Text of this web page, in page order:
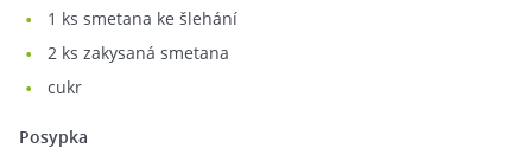
1 ks smetana ke šlehání
2 ks zakysaná smetana
cukr
Posypka